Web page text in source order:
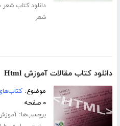
دانلود کتاب شعر
شعر
دانلود کتاب مقالات آموزش Html
موضوع:
۰ صفحه
برچسب‌ها: